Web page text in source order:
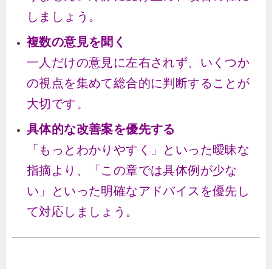
しましょう。
複数の意見を聞く
一人だけの意見に左右されず、いくつか
の視点を集めて総合的に判断することが
大切です。
具体的な改善案を優先する
「もっとわかりやすく」といった曖昧な
指摘より、「この章では具体例が少な
い」といった明確なアドバイスを優先し
て対応しましょう。